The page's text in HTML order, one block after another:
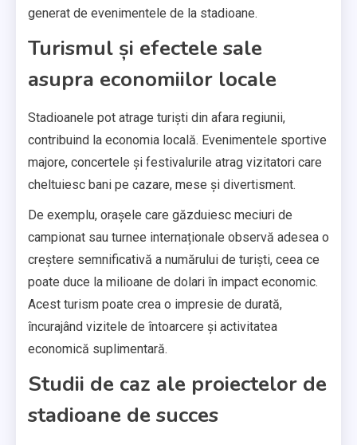
generat de evenimentele de la stadioane.
Turismul și efectele sale
asupra economiilor locale
Stadioanele pot atrage turiști din afara regiunii,
contribuind la economia locală. Evenimentele sportive
majore, concertele și festivalurile atrag vizitatori care
cheltuiesc bani pe cazare, mese și divertisment.
De exemplu, orașele care găzduiesc meciuri de
campionat sau turnee internaționale observă adesea o
creștere semnificativă a numărului de turiști, ceea ce
poate duce la milioane de dolari în impact economic.
Acest turism poate crea o impresie de durată,
încurajând vizitele de întoarcere și activitatea
economică suplimentară.
Studii de caz ale proiectelor de
stadioane de succes